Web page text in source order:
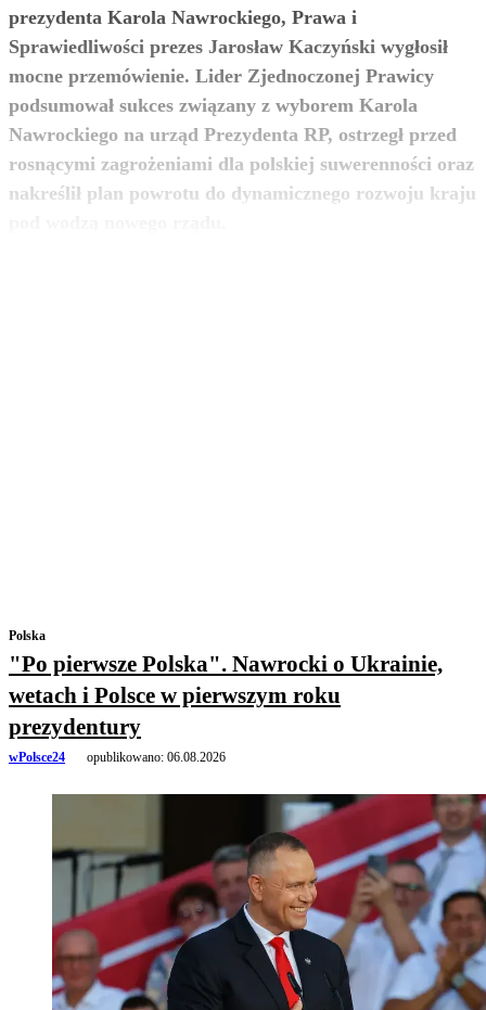
prezydenta Karola Nawrockiego, Prawa i
Sprawiedliwości prezes Jarosław Kaczyński wygłosił
mocne przemówienie. Lider Zjednoczonej Prawicy
podsumował sukces związany z wyborem Karola
Nawrockiego na urząd Prezydenta RP, ostrzegł przed
rosnącymi zagrożeniami dla polskiej suwerenności oraz
nakreślił plan powrotu do dynamicznego rozwoju kraju
zobacz więcej
Polska
"Po pierwsze Polska". Nawrocki o Ukrainie,
wetach i Polsce w pierwszym roku
prezydentury
wPolsce24 opublikowano: 06.08.2026